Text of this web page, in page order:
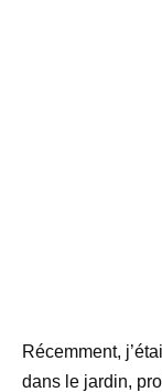
Récemment,
dans le jardin,